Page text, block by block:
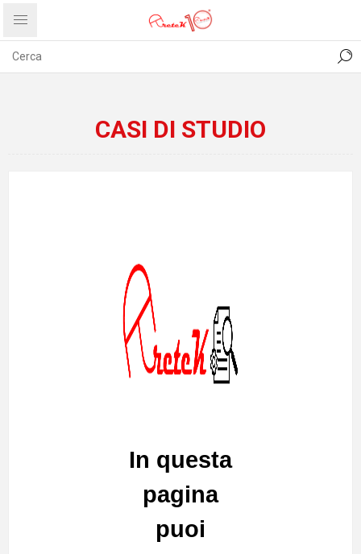
PRIVACY ABOUT US
CASI DI STUDIO
In questa
pagina
puoi